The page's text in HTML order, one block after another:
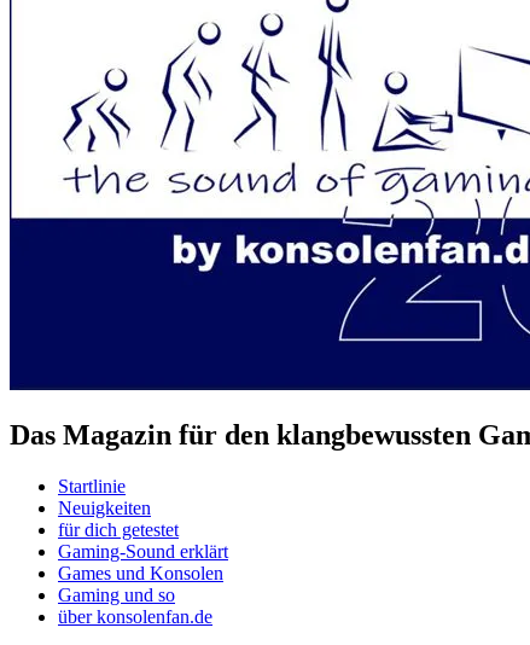
Das Magazin für den klangbewussten
Startlinie
Neuigkeiten
für dich getestet
Gaming-Sound erklärt
Games und Konsolen
Gaming und so
über konsolenfan.de